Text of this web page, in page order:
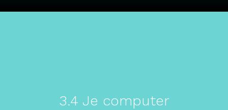
3.4 Je computer